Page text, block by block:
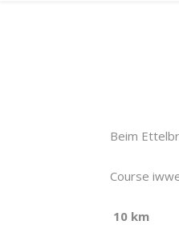
Beim
Course
10 km